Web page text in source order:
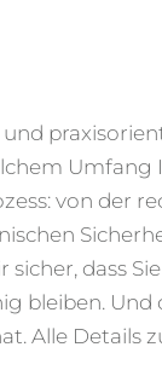
von der
dass
bleiben. Und
Alle Details